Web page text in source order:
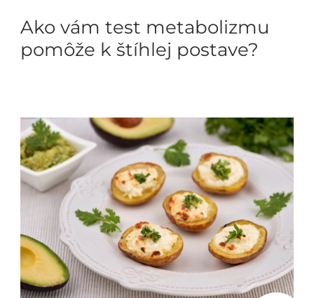
Ako vám test metabolizmu
pomôže k štíhlej postave?